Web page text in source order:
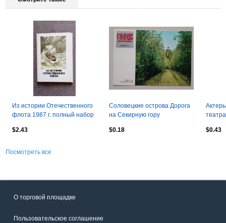
Из истории Отечественного
флота 1987 г. полный набор
$2.43
Соловецкие острова Дорога
на Секирную гору
$0.18 $0.43
Посмотреть все
О торговой площадке
Пользовательское соглашение